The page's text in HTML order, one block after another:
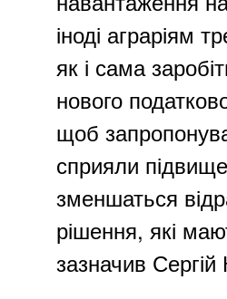
іноді аграріям
як і сама
нового
щоб
сприяли
зменшаться
рішення, які
зазначив